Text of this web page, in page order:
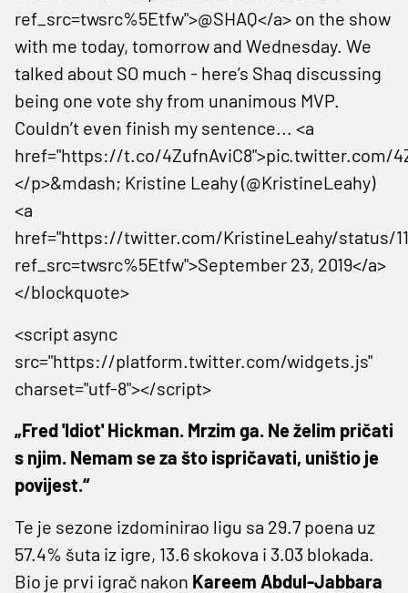
ref_src=twsrc%5Etfw">@SHAQ</a> on the show
with me today, tomorrow and Wednesday. We
talked about SO much - here’s Shaq discussing
being one vote shy from unanimous MVP.
Couldn’t even finish my sentence... <a
href="https://t.co/4ZufnAviC8">pic.twitter.com/
</p>&mdash; Kristine Leahy (@KristineLeahy)
<a
href="https://twitter.com/KristineLeahy/status/
ref_src=twsrc%5Etfw">September 23, 2019</a>
</blockquote>
<script async
src="https://platform.twitter.com/widgets.js"
charset="utf-8"></script>
„Fred 'Idiot' Hickman. Mrzim ga. Ne želim pričati
s njim. Nemam se za što ispričavati, uništio je
povijest.“
Te je sezone izdominirao ligu sa 29.7 poena uz
57.4% šuta iz igre, 13.6 skokova i 3.03 blokada.
Bio je prvi igrač nakon Kareem Abdul-Jabbara